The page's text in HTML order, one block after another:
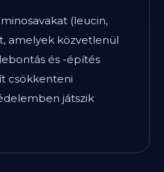
(leucin,
amelyek közvetlenül
és -építés
csökkenteni
játszik